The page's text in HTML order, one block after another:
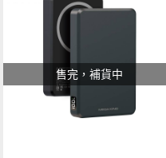
售完，補貨中